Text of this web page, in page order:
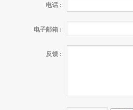
电话 :
电子邮箱 :
反馈 :